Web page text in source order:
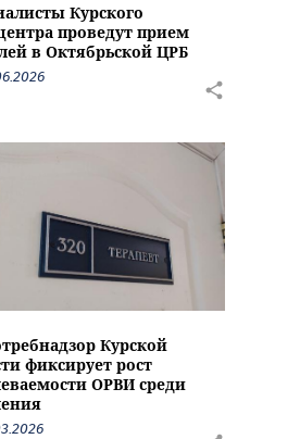
Курского
проведут прием
в Октябрьской ЦРБ
Курской
фиксирует рост
ОРВИ среди